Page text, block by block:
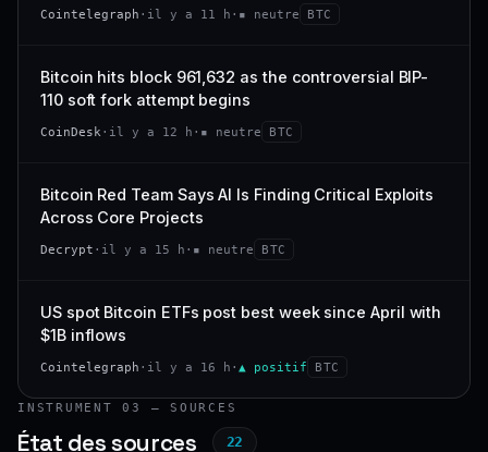
CONFIANCE
Cointelegraph · il y a 11 h · ▪ neutre BTC
Bitcoin hits block 961,632 as the controversial BIP-
110 soft fork attempt begins
CoinDesk · il y a 12 h · ▪ neutre BTC
Bitcoin Red Team Says AI Is Finding Critical Exploits
Across Core Projects
Decrypt · il y a 15 h · ▪ neutre BTC
US spot Bitcoin ETFs post best week since April with
$1B inflows
Cointelegraph · il y a 16 h · ▲ positif BTC
INSTRUMENT 03 — SOURCES
État des sources 22